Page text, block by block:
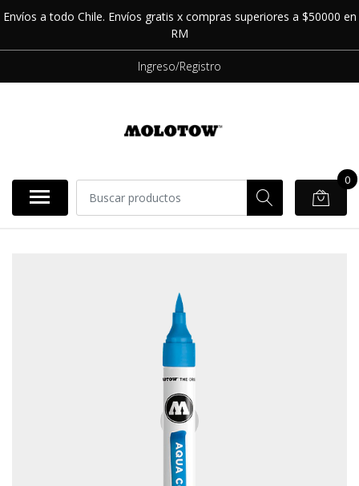
Envíos a todo Chile. Envíos gratis x compras superiores a $50000 en
RM
Ingreso/Registro
0